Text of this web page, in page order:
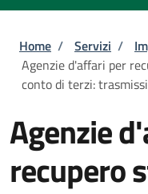
Briciole di
Home / Servizi /
Agenzie d'affari per
conto di terzi:
Agenzie
recupero